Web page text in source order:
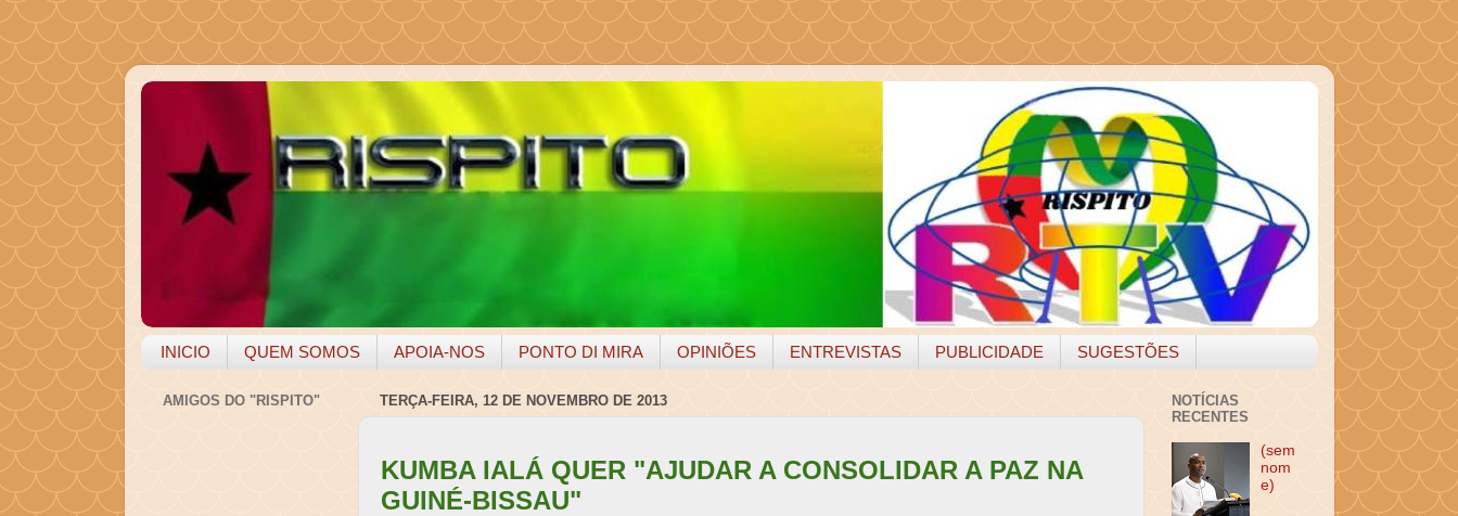
INICIO QUEM SOMOS APOIA-NOS PONTO DI MIRA OPINIÕES ENTREVISTAS PUBLICIDADE SUGESTÕES
TERÇA-FEIRA, 12 DE NOVEMBRO DE 2013
KUMBA IALÁ QUER "AJUDAR A CONSOLIDAR A PAZ NA
GUINÉ-BISSAU"
AMIGOS DO "RISPITO"
NOTÍCIAS
RECENTES
(sem
nom
e)